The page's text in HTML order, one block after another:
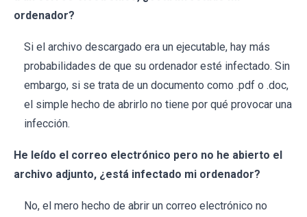
ordenador?
Si el archivo descargado era un ejecutable, hay más
probabilidades de que su ordenador esté infectado. Sin
embargo, si se trata de un documento como .pdf o .doc,
el simple hecho de abrirlo no tiene por qué provocar una
infección.
He leído el correo electrónico pero no he abierto el
archivo adjunto, ¿está infectado mi ordenador?
No, el mero hecho de abrir un correo electrónico no